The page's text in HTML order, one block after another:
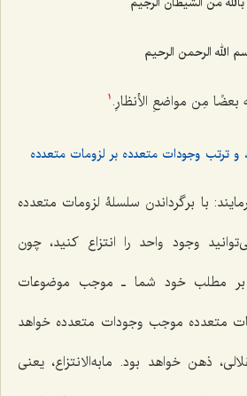
الله الرحمن الرحیم
مِن مواضعِ الأنظارِ. 1
و ترتب وجودات متعدده بر لزومات متعدده
با برگرداندن سلسلۀ لزومات متعدده
وجود واحد را انتزاع كنید، چون
بر مطلب خود شما ـ موجب موضوعات
متعدده موجب وجودات متعدده خواهد
ذهن خواهد بود. مابه‌الانتزاع، یعنی